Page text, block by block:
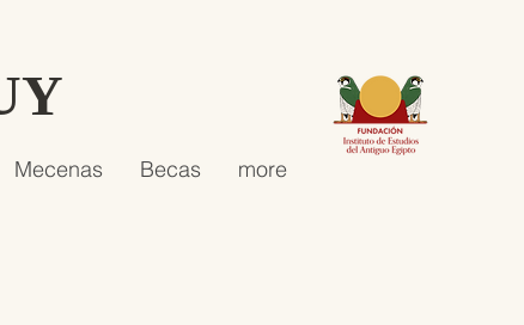
Mecenas Becas more